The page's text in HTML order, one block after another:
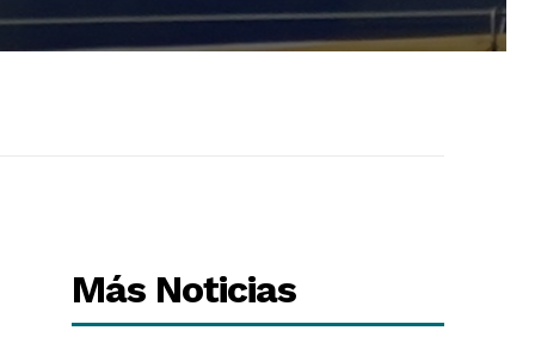
Más Noticias